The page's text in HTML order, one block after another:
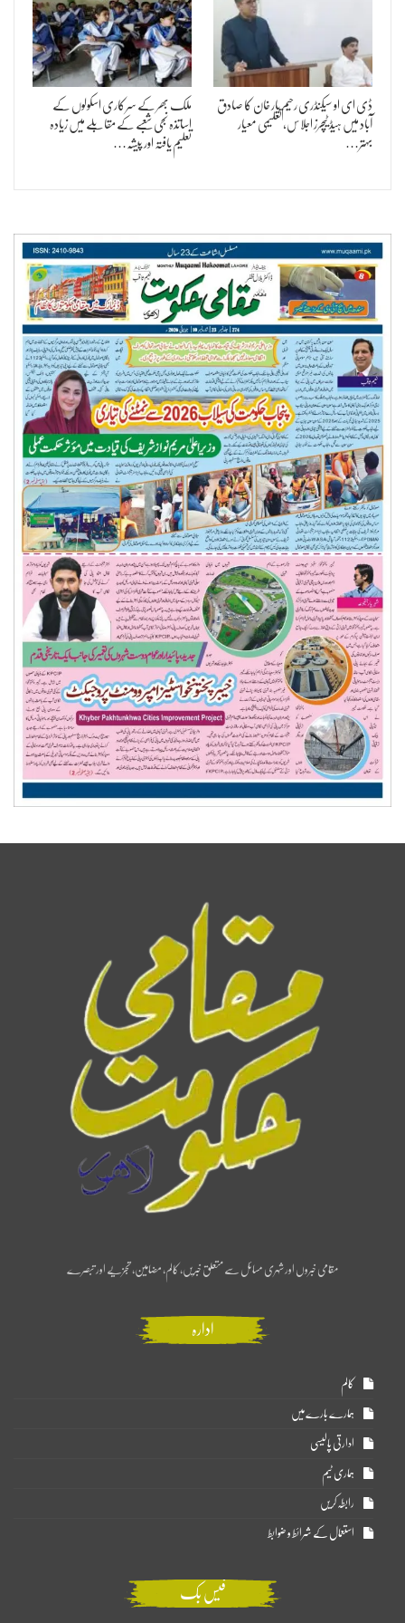
ڈی ای او سیکنڈری رحیم یار خان کا صادق
آباد میں ہیڈ ٹیچرز اجلاس، تعلیمی معیار
بہتر…
ملک بھر کے سرکاری اسکولوں کے
اساتذہ نجی شعبے کے مقابلے میں زیادہ
تعلیم یافتہ اور پیشہ…
مقامی خبروں اور شہری مسائل سے متعلق خبریں، کالم، مضامین، تجزیے اور تبصرے
ادارہ
کالم
ہمارے بارے میں
ادارتی پالیسی
ہماری ٹیم
رابطہ کریں
استعمال کے شرائط و ضوابط
فیس بک